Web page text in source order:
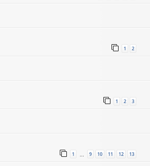
1 2
1 2 3
1 … 9 10 11 12 13